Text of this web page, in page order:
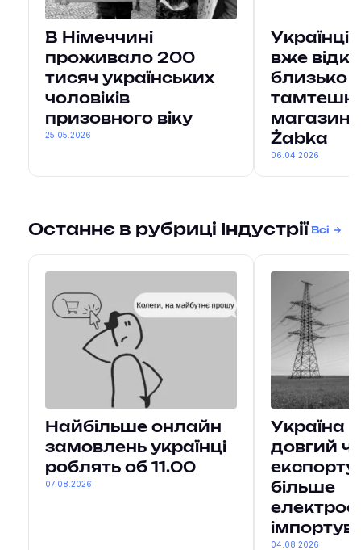
В Німеччині
проживало 200
тисяч українських
чоловіків
призовного віку
25.05.2026
Українці
вже
близько
Żabka
06.04.2026
Останнє в рубриці Індустрії Всі
Найбільше онлайн
замовлень українці
роблять об 11.00
07.08.2026
Україна
довгий
більше
04.08.2026